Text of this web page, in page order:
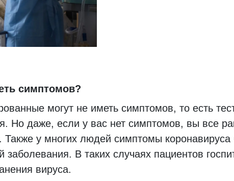
симптомов?
могут не иметь симптомов, то есть
Но даже, если у вас нет симптомов, вы все
Также у многих людей симптомы
заболевания. В таких случаях пациентов
вируса.